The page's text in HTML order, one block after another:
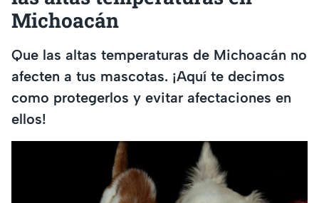
Michoacán
Que las altas temperaturas de Michoacán no
afecten a tus mascotas. ¡Aquí te decimos
como protegerlos y evitar afectaciones en
ellos!